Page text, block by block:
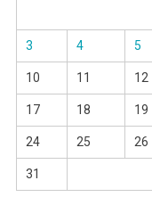
3 4 5
10 11 12
17 18 19
24 25 26
31